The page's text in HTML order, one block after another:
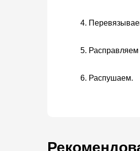
Расправляем
Распушаем.